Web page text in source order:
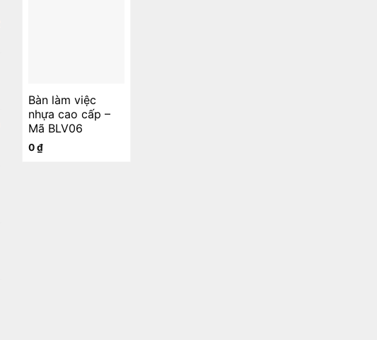
Bàn làm việc
nhựa cao cấp –
Mã BLV06
0₫